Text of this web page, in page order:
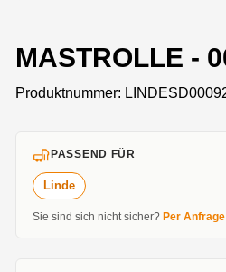
MASTROLLE -
Produktnummer:
PASSEND FÜR
Linde
Sie sind sich nicht sicher? Per